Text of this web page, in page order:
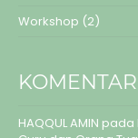
Workshop (2)
HAQQUL AMIN pada